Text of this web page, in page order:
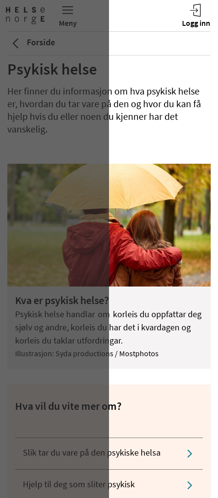
Forside
Psykisk helse
Her finner du informasjon om hva psykisk helse
er, hvordan du tar vare på den og hvor du kan få
hjelp hvis du eller noen du kjenner har det
vanskelig.
Kva er psykisk helse?
Psykisk helse handlar om korleis du oppfattar deg
sjølv og andre, korleis du har det i kvardagen og
korleis du taklar utfordringar.
Illustrasjon: Syda productions / Mostphotos
Hva vil du vite mer om?
Slik tar du vare på den psykiske helsa
Hjelp til deg som sliter psykisk